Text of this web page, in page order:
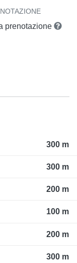
prenotazione
300 m
300 m
200 m
100 m
200 m
300 m